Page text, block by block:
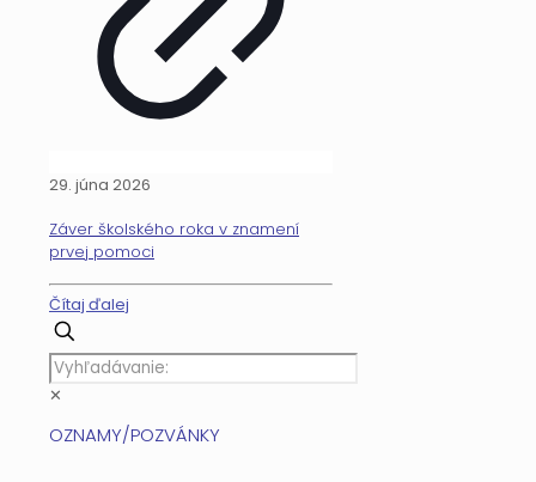
29. júna 2026
Záver školského roka v znamení
prvej pomoci
Čítaj ďalej
✕
OZNAMY/POZVÁNKY